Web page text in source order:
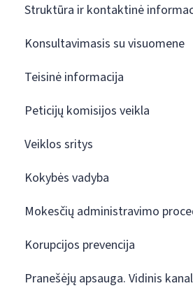
Struktūra ir kontaktinė
Konsultavimasis su visuomene
Teisinė informacija
Peticijų komisijos veikla
Veiklos sritys
Kokybės vadyba
Mokesčių administravimo
Korupcijos prevencija
Pranešėjų apsauga. Vidinis